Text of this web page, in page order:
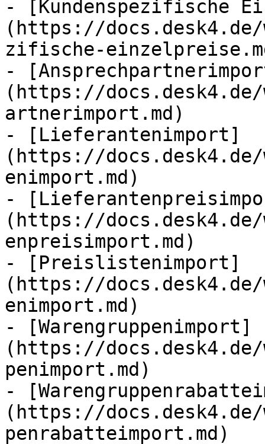
- [Kundenspezifische
(https://docs.desk4.de/
zifische-
-
(https://docs.desk4.de/
artnerimport.md)
- [Lieferantenimport]
(https://
enimport.md)
-
(https://
enpreisimport.md)
- [Preislistenimport]
(https://
enimport.md)
- [Warengruppenimport]
(https://docs.desk4.de/
penimport.md)
-
(https://docs.desk4.de/
penrabatteimport.md)